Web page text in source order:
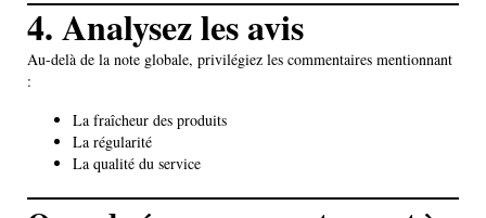
4. Analysez les avis
Au-delà de la note globale, privilégiez les commentaires mentionnant
:
La fraîcheur des produits
La régularité
La qualité du service